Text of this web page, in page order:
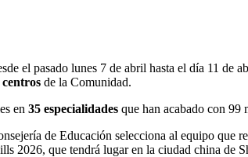
el pasado lunes 7 de abril hasta el día 11 de
centros de la Comunidad.
en 35 especialidades que han acabado con 99
de Educación selecciona al equipo
2026, que tendrá lugar en la ciudad china de